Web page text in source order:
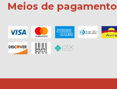
Meios de pagamento